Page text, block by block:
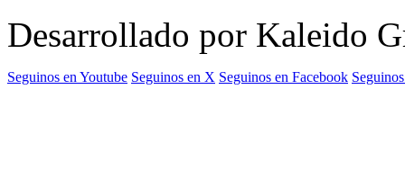
Desarrollado por Kaleido
Seguinos en Youtube Seguinos en X Seguinos en Facebook